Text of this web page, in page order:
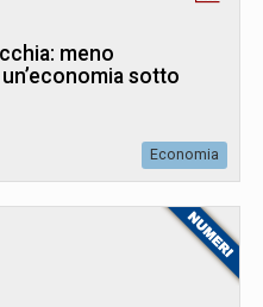
meno
sotto
Economia